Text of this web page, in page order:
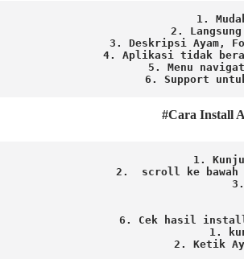
1.
2.
3. Deskripsi Ayam,
4. Aplikasi tidak berat
5. Menu
6. Support
#Cara Install
1.
2.  scroll ke bawah
6. Cek hasil
1.
2. Ketik